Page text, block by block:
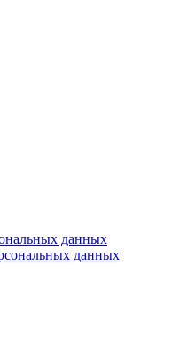
данных
данных